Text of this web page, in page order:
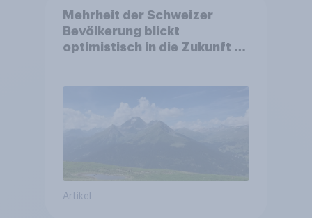
Mehrheit der Schweizer
Bevölkerung blickt
optimistisch in die Zukunft –
Altersvorsorge
Artikel